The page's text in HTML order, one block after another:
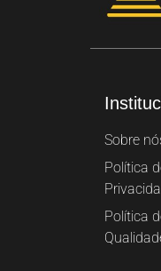
Sobre
Política
Política